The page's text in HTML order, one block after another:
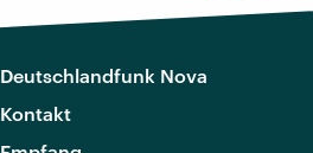
Deutschlandfunk Nova
Kontakt